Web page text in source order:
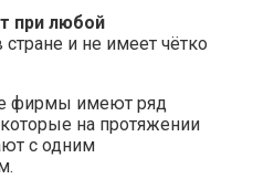
при любой
стране и не имеет чётко
фирмы имеют ряд
на протяжении
с одним